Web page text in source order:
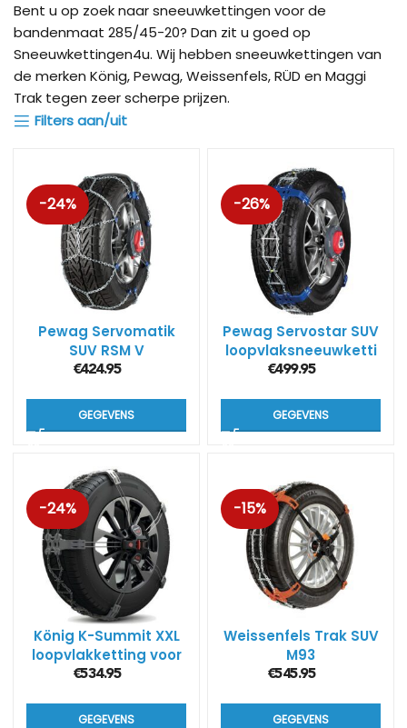
Bent u op zoek naar sneeuwkettingen voor de
bandenmaat 285/45-20? Dan zit u goed op
Sneeuwkettingen4u. Wij hebben sneeuwkettingen van
de merken König, Pewag, Weissenfels, RÜD en Maggi
Trak tegen zeer scherpe prijzen.
Filters aan/uit
-24%
Pewag Servomatik
SUV RSM V
€424.95
GEGEVENS
-26%
Pewag Servostar SUV
loopvlaksneeuwketti
ngen RSC V
€499.95
GEGEVENS
-24%
König K-Summit XXL
loopvlakketting voor
SUV’s
€534.95
GEGEVENS
-15%
Weissenfels Trak SUV
M93
€545.95
GEGEVENS